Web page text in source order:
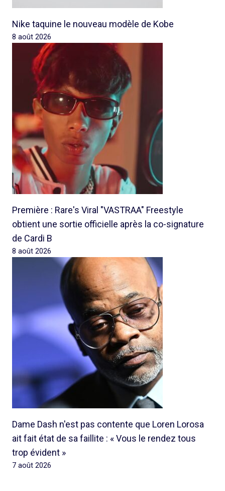
Nike taquine le nouveau modèle de Kobe
8 août 2026
Première : Rare's Viral "VASTRAA" Freestyle
obtient une sortie officielle après la co-signature
de Cardi B
8 août 2026
Dame Dash n'est pas contente que Loren Lorosa
ait fait état de sa faillite : « Vous le rendez tous
trop évident »
7 août 2026